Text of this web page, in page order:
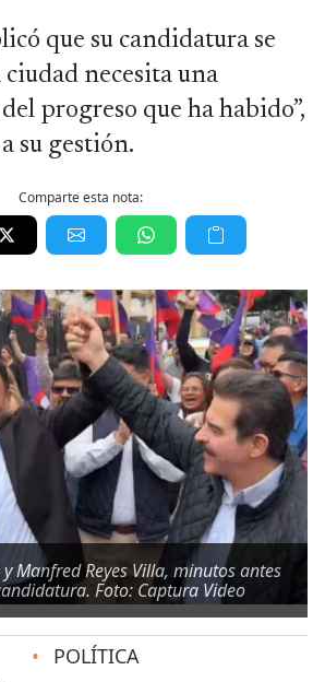
que su candidatura se
ciudad necesita una
progreso que ha habido”,
su gestión.
Comparte esta nota:
Manfred Reyes Villa, minutos antes
Foto: Captura Video
• POLÍTICA